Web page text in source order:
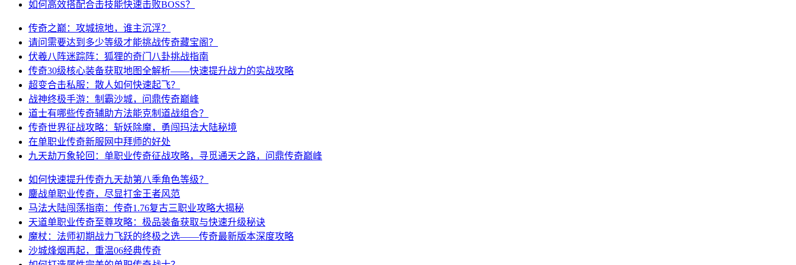
如何高效搭配合击技能快速击败BOSS？
传奇之巅：攻城掠地，谁主沉浮？
请问需要达到多少等级才能挑战传奇藏宝阁？
伏羲八阵迷踪阵：狐狸的奇门八卦挑战指南
传奇30级核心装备获取地图全解析——快速提升战力的实战攻略
超变合击私服：散人如何快速起飞？
战神终极手游：制霸沙城，问鼎传奇巅峰
道士有哪些传奇辅助方法能克制道战组合？
传奇世界征战攻略：斩妖除魔，勇闯玛法大陆秘境
在单职业传奇新服网中拜师的好处
九天劫万象轮回：单职业传奇征战攻略，寻觅通天之路，问鼎传奇巅峰
如何快速提升传奇九天劫第八季角色等级？
鏖战单职业传奇，尽显打金王者风范
马法大陆闯荡指南：传奇1.76复古三职业攻略大揭秘
天道单职业传奇至尊攻略：极品装备获取与快速升级秘诀
魔杖：法师初期战力飞跃的终极之选——传奇最新版本深度攻略
沙城烽烟再起，重温06经典传奇